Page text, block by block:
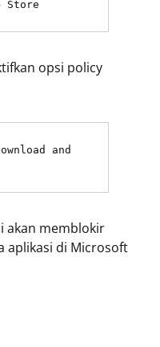
Store
opsi policy
and
akan memblokir
aplikasi di Microsoft